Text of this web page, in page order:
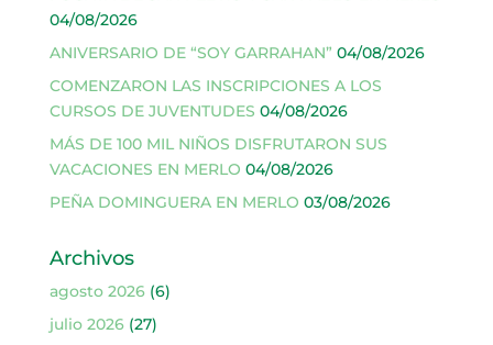
04/08/2026
ANIVERSARIO DE “SOY GARRAHAN” 04/08/2026
COMENZARON LAS INSCRIPCIONES A LOS
CURSOS DE JUVENTUDES 04/08/2026
MÁS DE 100 MIL NIÑOS DISFRUTARON SUS
VACACIONES EN MERLO 04/08/2026
PEÑA DOMINGUERA EN MERLO 03/08/2026
Archivos
agosto 2026(6)
julio 2026(27)